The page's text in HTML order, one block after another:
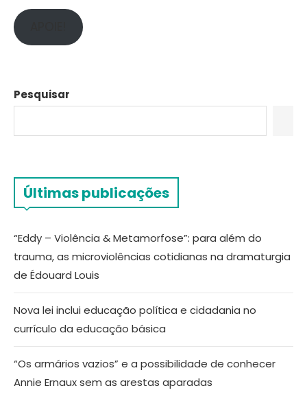
Pesquisar
Últimas publicações
“Eddy – Violência & Metamorfose”: para além do
trauma, as microviolências cotidianas na dramaturgia
de Édouard Louis
Nova lei inclui educação política e cidadania no
currículo da educação básica
“Os armários vazios” e a possibilidade de conhecer
Annie Ernaux sem as arestas aparadas